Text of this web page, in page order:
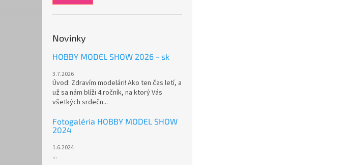
Novinky
HOBBY MODEL SHOW 2026 - sk
3.7.2026
Úvod: Zdravím modelári! Ako ten čas letí, a
už sa nám blíži 4.ročník, na ktorý Vás
všetkých srdečn...
Fotogaléria HOBBY MODEL SHOW
2024
1.6.2024
...